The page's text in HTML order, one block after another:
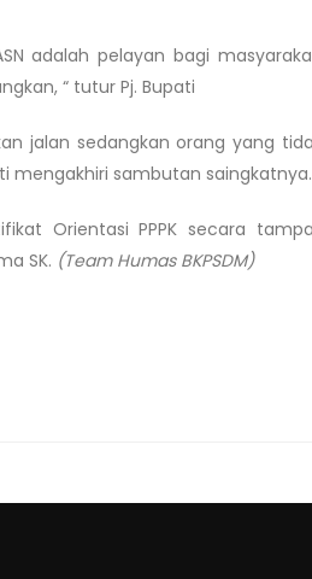
adalah pelayan bagi
“ tutur Pj. Bupati
jalan sedangkan orang yang
mengakhiri sambutan saingkatnya.
Orientasi PPPK secara
SK. (Team Humas BKPSDM)